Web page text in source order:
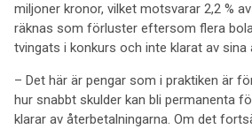
miljoner kronor, vilket motsvarar 2,2 %
räknas som förluster eftersom flera
tvingats i konkurs och inte klarat av sina
– Det här är pengar som i praktiken är
hur snabbt skulder kan bli permanenta
klarar av återbetalningarna. Om det